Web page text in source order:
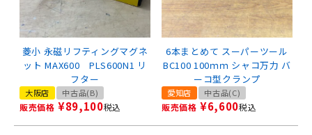
菱小 永磁リフティングマグネ
ット MAX600 PLS600N1 リ
フター
大阪店 中古品(B)
販売価格 ¥89,100税込
6本まとめて スーパーツール
BC100 100ｍｍ シャコ万力 バ
ーコ型クランプ
愛知店 中古品(C)
販売価格 ¥6,600税込